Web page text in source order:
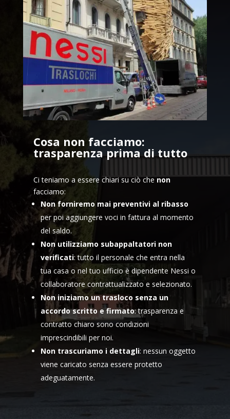
Cosa non facciamo:
trasparenza prima di tutto
Ci teniamo a essere chiari su ciò chenon
facciamo:
Non forniremo mai preventivi al ribasso
per poi aggiungere voci in fattura al momento
del saldo.
Non utilizziamo subappaltatori non
verificati: tutto il personale che entra nella
tua casa o nel tuo ufficio è dipendente Nessi o
collaboratore contrattualizzato e selezionato.
Non iniziamo un trasloco senza un
accordo scritto e firmato: trasparenza e
contratto chiaro sono condizioni
imprescindibili per noi.
Non trascuriamo i dettagli: nessun oggetto
viene caricato senza essere protetto
adeguatamente.